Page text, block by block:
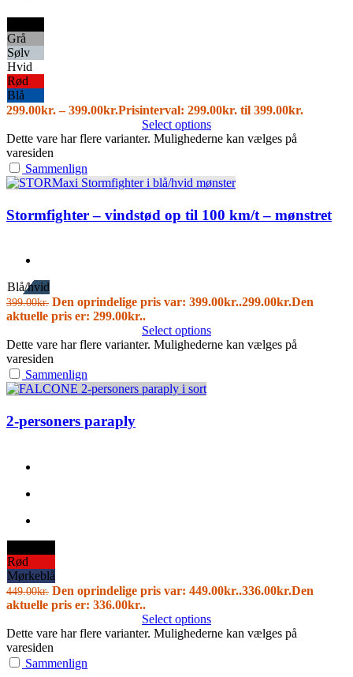
Grå
Sølv
Hvid
Rød
Blå
299.00kr. – 399.00kr.Prisinterval: 299.00kr. til 399.00kr.
Select options
Dette vare har flere varianter. Mulighederne kan vælges på
varesiden
Sammenlign
Stormfighter – vindstød op til 100 km/t – mønstret
Blå/hvid
399.00kr. Den oprindelige pris var: 399.00kr..299.00kr.Den
aktuelle pris er: 299.00kr..
Select options
Dette vare har flere varianter. Mulighederne kan vælges på
varesiden
Sammenlign
2-personers paraply
Rød
Mørkeblå
449.00kr. Den oprindelige pris var: 449.00kr..336.00kr.Den
aktuelle pris er: 336.00kr..
Select options
Dette vare har flere varianter. Mulighederne kan vælges på
varesiden
Sammenlign